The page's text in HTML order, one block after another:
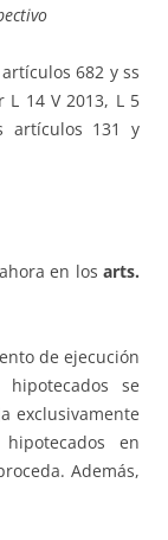
682 y ss
L 14 V 2013, L 5
artículos 131 y
en los arts.
de ejecución
se
exclusivamente
en
Además,